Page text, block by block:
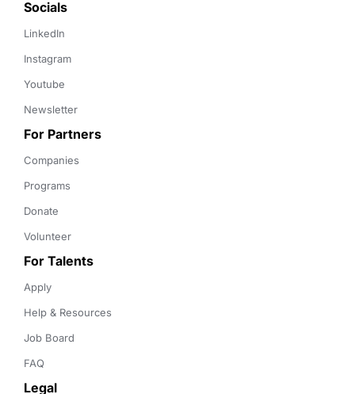
Socials
LinkedIn
Instagram
Youtube
Newsletter
For Partners
Companies
Programs
Donate
Volunteer
For Talents
Apply
Help & Resources
Job Board
FAQ
Legal